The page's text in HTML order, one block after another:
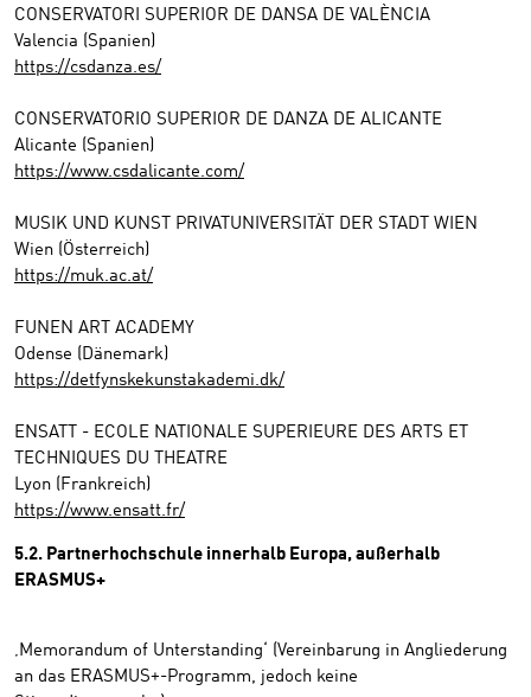
CONSERVATORI SUPERIOR DE DANSA DE VALÈNCIA
Valencia (Spanien)
https://csdanza.es/
CONSERVATORIO SUPERIOR DE DANZA DE ALICANTE
Alicante (Spanien)
https://www.csdalicante.com/
MUSIK UND KUNST PRIVATUNIVERSITÄT DER STADT WIEN
Wien (Österreich)
https://muk.ac.at/
FUNEN ART ACADEMY
Odense (Dänemark)
https://detfynskekunstakademi.dk/
ENSATT - ECOLE NATIONALE SUPERIEURE DES ARTS ET
TECHNIQUES DU THEATRE
Lyon (Frankreich)
https://www.ensatt.fr/
5.2. Partnerhochschule innerhalb Europa, außerhalb
ERASMUS+
‚Memorandum of Unterstanding‘ (Vereinbarung in Angliederung
an das ERASMUS+-Programm, jedoch keine